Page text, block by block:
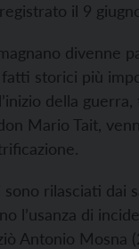
il 9
divenne
fatti storici più
della
Mario Tait,
rilasciati dai
l’usanza di
Antonio